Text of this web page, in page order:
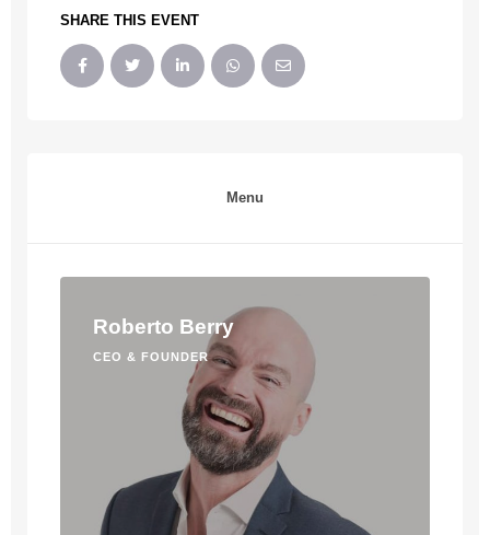
SHARE THIS EVENT
Menu
Roberto Berry
CEO & FOUNDER